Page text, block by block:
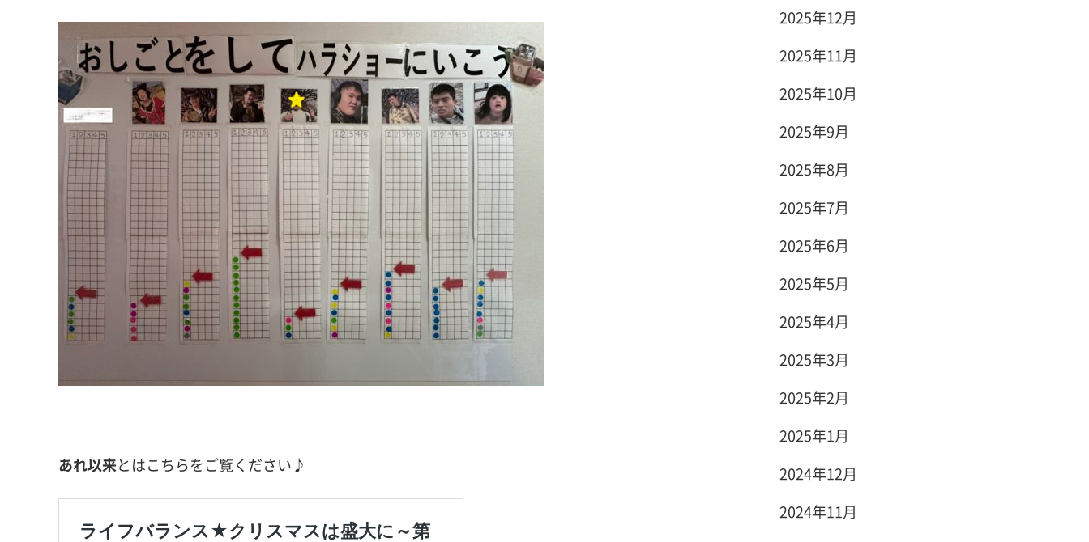
あれ以来とはこちらをご覧ください♪
2025年12月
2025年11月
2025年10月
2025年9月
2025年8月
2025年7月
2025年6月
2025年5月
2025年4月
2025年3月
2025年2月
2025年1月
2024年12月
2024年11月